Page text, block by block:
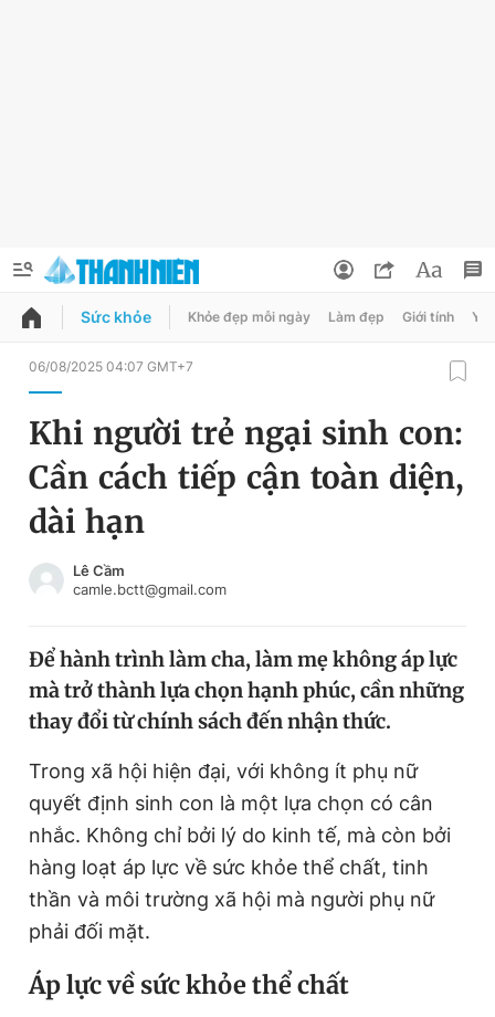
QUẢNG CÁO ĐẶT BÁO
Chuyên mục
Chuyên mục khác
Chào ngày mới
Video Magazine
Sản phẩm khác
Tiện ích Bạn cần biết
Thông tin tòa soạn Liên hệ quảng cáo
Đổi mật khẩu
Tin đã lưu
Tin đã xem
Sức khỏe Khỏe đẹp mỗi ngày Làm đẹp Giới tính Y
06/08/2025 04:07 GMT+7
Khi người trẻ ngại sinh con:
Cần cách tiếp cận toàn diện,
dài hạn
Lê Cầm
camle.bctt@gmail.com
Để hành trình làm cha, làm mẹ không áp lực
mà trở thành lựa chọn hạnh phúc, cần những
thay đổi từ chính sách đến nhận thức.
Trong xã hội hiện đại, với không ít phụ nữ
quyết định sinh con là một lựa chọn có cân
nhắc. Không chỉ bởi lý do kinh tế, mà còn bởi
hàng loạt áp lực về sức khỏe thể chất, tinh
thần và môi trường xã hội mà người phụ nữ
phải đối mặt.
Áp lực về sức khỏe thể chất